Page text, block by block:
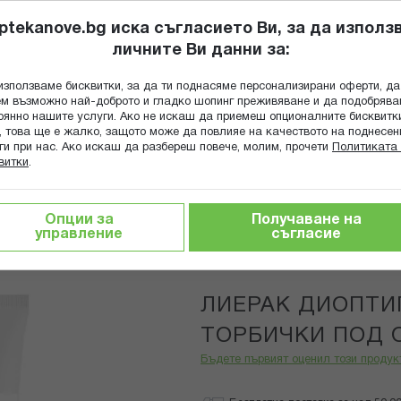
Търсене
ПОПИТАЙ
ГРИЖА ЗА МАЙКАТА И ДЕТЕТО ХРАНИТЕЛНИ ДОБАВКИ
за лице ЛИЕРАК ДИОПТИПОШ ГЕЛ ПРОТИВ
Lierac
ЛИЕРАК
ТОРБИЧКИ ПОД
Бъдете първият оценил този
иска съгласието Ви, за да
личните Ви данни за:
бисквитки, за да ти поднасяме персонализирани оферти, да
възможно най-доброто и гладко шопинг преживяване и да
нашите услуги. Ако не искаш да приемеш опционалните
това ще е жалко, защото може да повлияе на качеството на
при нас. Ако искаш да разбереш повече, молим, прочети
Политиката
.
Опции за
управление
Получаване на
съгласие